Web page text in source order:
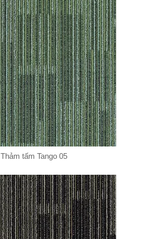
Thảm tấm Tango 05